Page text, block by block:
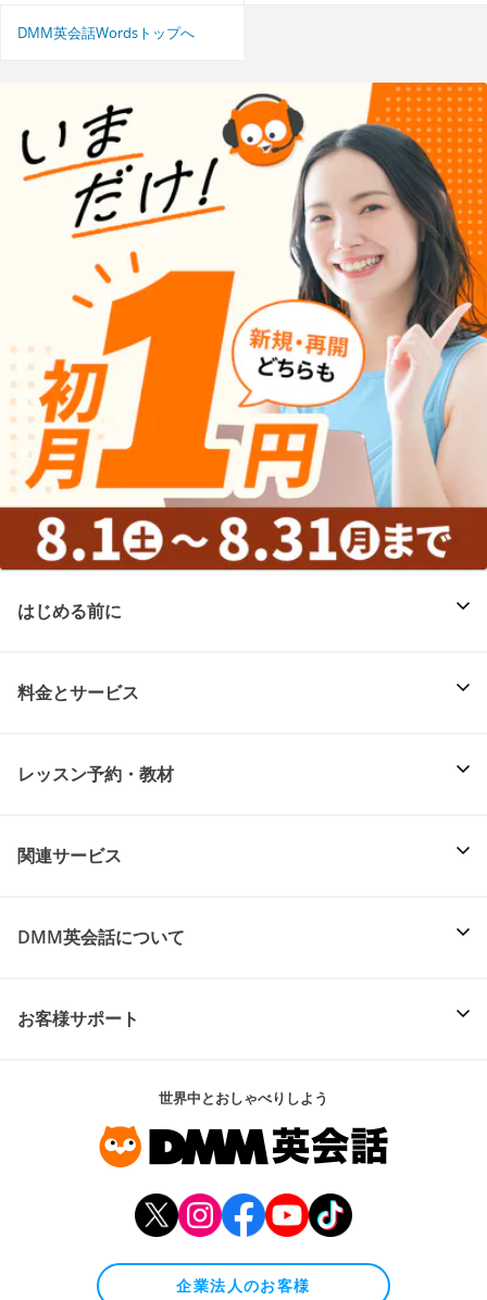
DMM英会話Wordsトップへ
はじめる前に
料金とサービス
レッスン予約・教材
関連サービス
DMM英会話について
お客様サポート
世界中とおしゃべりしよう
企業法人のお客様